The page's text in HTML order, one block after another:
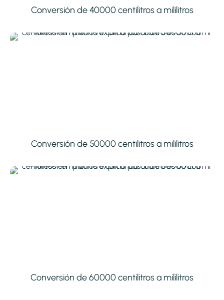
Conversión de 40000 centilitros a mililitros
Conversión de 50000 centilitros a mililitros
Conversión de 60000 centilitros a mililitros